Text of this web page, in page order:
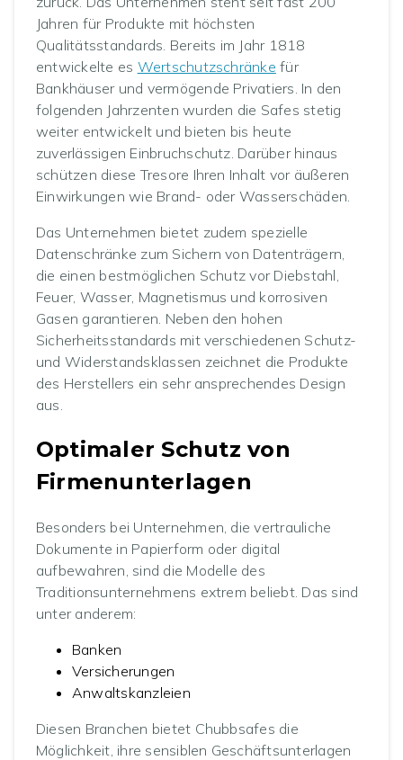
Jahren für Produkte mit höchsten
Qualitätsstandards. Bereits im Jahr 1818
entwickelte es Wertschutzschränke für
Bankhäuser und vermögende Privatiers. In den
folgenden Jahrzenten wurden die Safes stetig
weiter entwickelt und bieten bis heute
zuverlässigen Einbruchschutz. Darüber hinaus
schützen diese Tresore Ihren Inhalt vor äußeren
Einwirkungen wie Brand- oder Wasserschäden.
Das Unternehmen bietet zudem spezielle
Datenschränke zum Sichern von Datenträgern,
die einen bestmöglichen Schutz vor Diebstahl,
Feuer, Wasser, Magnetismus und korrosiven
Gasen garantieren. Neben den hohen
Sicherheitsstandards mit verschiedenen Schutz-
und Widerstandsklassen zeichnet die Produkte
des Herstellers ein sehr ansprechendes Design
aus.
Optimaler Schutz von
Firmenunterlagen
Besonders bei Unternehmen, die vertrauliche
Dokumente in Papierform oder digital
aufbewahren, sind die Modelle des
Traditionsunternehmens extrem beliebt. Das sind
unter anderem:
Banken
Versicherungen
Anwaltskanzleien
Diesen Branchen bietet Chubbsafes die
Möglichkeit, ihre sensiblen Geschäftsunterlagen